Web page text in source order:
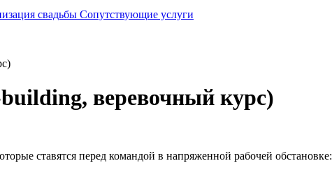
свадьбы Сопутствующие услуги
веревочный курс)
ставятся перед командой в напряженной рабочей обстановке: